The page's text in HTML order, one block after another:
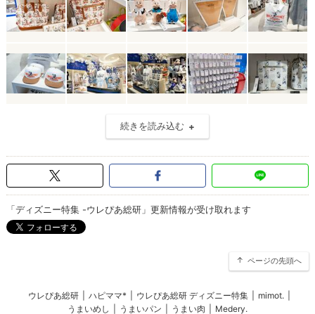
続きを読み込む
「ディズニー特集 -ウレぴあ総研」更新情報が受け取れます
ページの先頭へ
ウレぴあ総研 ハピママ* ウレぴあ総研 ディズニー特集 mimot.
うまいめし
うまいパン うまい肉 Medery.